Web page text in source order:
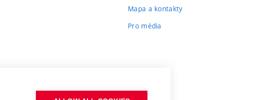
Mapa a kontakty
Pro média